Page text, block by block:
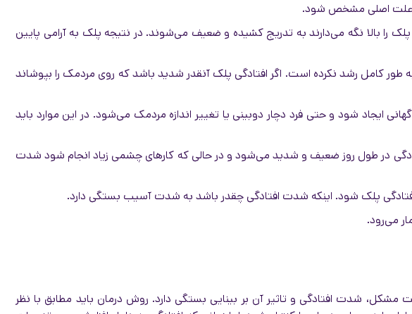
علت اصلی مشخص شود.
را بالا نگه می‌دارند به تدریج کشیده و ضعیف می‌شوند. در نتیجه پلک به آرامی پایین
طور کامل رشد نکرده است. اگر افتادگی پلک آنقدر شدید باشد که روی مردمک را بپوشاند
ایجاد شود و حتی فرد دچار دوبینی یا تغییر اندازه مردمک می‌شود. در این موارد باید
در طول روز ضعیف و شدید می‌شود و در حالی که کارهای چشمی زیاد انجام شود شدت
پلک شود. اینکه شدت افتادگی چقدر باشد به شدت آسیب بستگی دارد.
می‌رود.
شدت افتادگی و تاثیر آن بر بینایی بستگی دارد. روش درمان باید مطابق با نظر